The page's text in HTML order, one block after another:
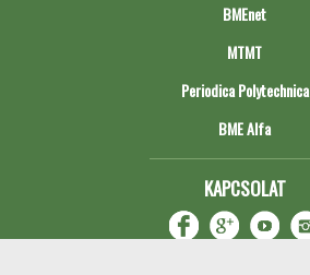
BMEnet
MTMT
Periodica Polytechnica
BME Alfa
KAPCSOLAT